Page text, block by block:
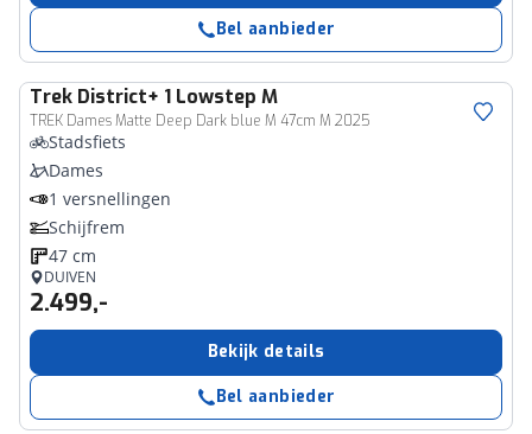
Bel aanbieder
Trek District+ 1 Lowstep M
TREK Dames Matte Deep Dark blue M 47cm M 2025
Stadsfiets
Dames
1 versnellingen
Schijfrem
47 cm
DUIVEN
2.499,-
Bekijk details
Bel aanbieder